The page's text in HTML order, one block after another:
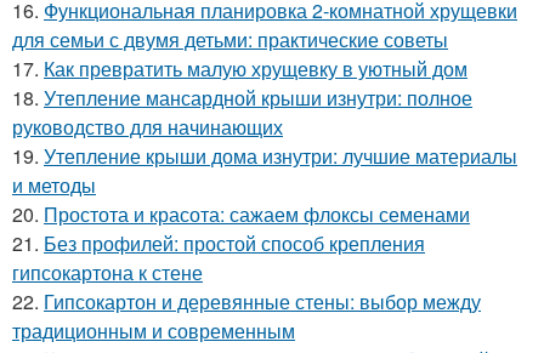
16. Функциональная планировка 2-комнатной хрущевки
для семьи с двумя детьми: практические советы
17. Как превратить малую хрущевку в уютный дом
18. Утепление мансардной крыши изнутри: полное
руководство для начинающих
19. Утепление крыши дома изнутри: лучшие материалы
и методы
20. Простота и красота: сажаем флоксы семенами
21. Без профилей: простой способ крепления
гипсокартона к стене
22. Гипсокартон и деревянные стены: выбор между
традиционным и современным